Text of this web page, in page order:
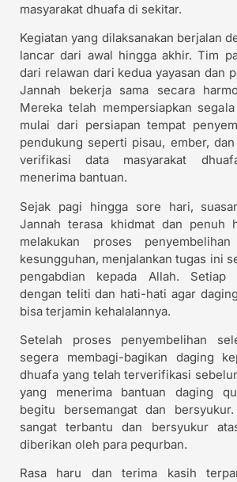
masyarakat dhuafa di sekitar.
Kegiatan yang dilaksanakan berjalan
lancar dari awal hingga akhir. Tim
dari relawan dari kedua yayasan dan
Jannah bekerja sama secara
Mereka telah mempersiapkan
mulai dari persiapan tempat
pendukung seperti pisau, ember,
verifikasi data masyarakat
menerima bantuan.
Sejak pagi hingga sore hari,
Jannah terasa khidmat dan penuh
melakukan proses
kesungguhan, menjalankan tugas ini
pengabdian kepada Allah. Setiap
dengan teliti dan hati-hati agar
bisa terjamin kehalalannya.
Setelah proses penyembelihan
segera membagi-bagikan daging
dhuafa yang telah terverifikasi
yang menerima bantuan daging
begitu bersemangat dan
sangat terbantu dan bersyukur
diberikan oleh para pequrban.
Rasa haru dan terima kasih